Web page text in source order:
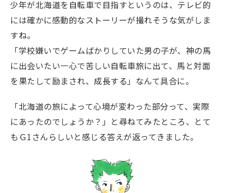
少年が北海道を自転車で目指すというのは、テレビ的
には確かに感動的なストーリーが撮れそうな気がしま
すね。
「学校嫌いでゲームばかりしていた男の子が、神の馬
に出会いたい一心で苦しい自転車旅に出て、馬と対面
を果たして励まされ、成長する」なんて具合に。
「北海道の旅によって心境が変わった部分って、実際
にあったのでしょうか？」と尋ねてみたところ、とて
もＧ1さんらしいと感じる答えが返ってきました。